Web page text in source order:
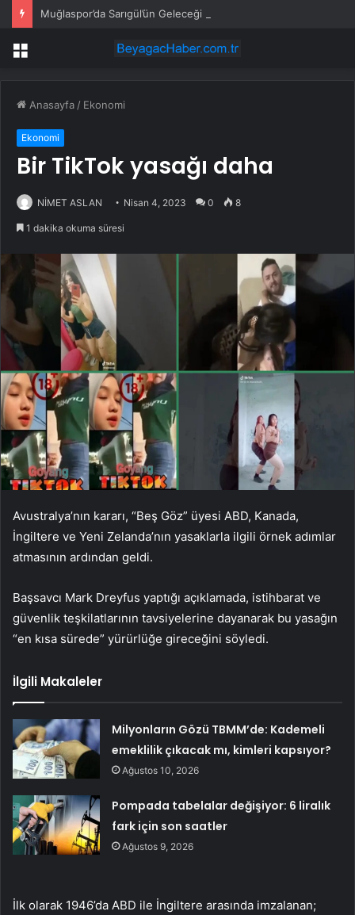
Muğlaspor’da Sarıgül’ün Geleceği Belirsiz
Menü
Anasayfa / Ekonomi
Ekonomi
Bir TikTok yasağı daha
NİMET ASLAN Nisan 4, 2023 0 8
1 dakika okuma süresi
Avustralya’nın kararı, “Beş Göz” üyesi ABD, Kanada,
İngiltere ve Yeni Zelanda’nın yasaklarla ilgili örnek adımlar
atmasının ardından geldi.
Başsavcı Mark Dreyfus yaptığı açıklamada, istihbarat ve
güvenlik teşkilatlarının tavsiyelerine dayanarak bu yasağın
“en kısa sürede” yürürlüğe gireceğini söyledi.
İlgili Makaleler
Milyonların Gözü TBMM’de: Kademeli
emeklilik çıkacak mı, kimleri kapsıyor?
Ağustos 10, 2026
Pompada tabelalar değişiyor: 6 liralık
fark için son saatler
Ağustos 9, 2026
İlk olarak 1946’da ABD ile İngiltere arasında imzalanan;